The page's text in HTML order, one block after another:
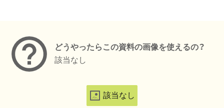
どうやったらこの資料の画像を使えるの？
該当なし
該当なし